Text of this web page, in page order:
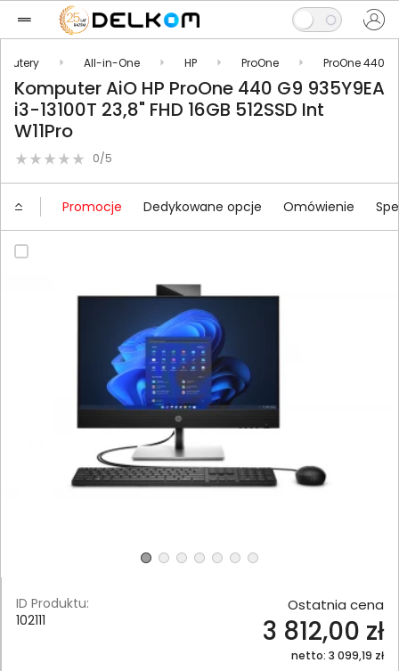
All-in-One HP ProOne ProOne 440
Komputer AiO HP ProOne 440 G9 935Y9EA
i3-13100T 23,8" FHD 16GB 512SSD Int
W11Pro
0/5
Promocje Dedykowane opcje Omówienie
ID Produktu:
102111
Ostatnia cena
3 812,00 zł
netto: 3 099,19 zł